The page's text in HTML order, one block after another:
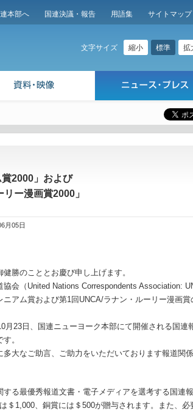
本部へ 国連決議・報告 用語集 サイトマップ
文字サイズ 縮小 標準 拡
賞2000」および
ー漫画賞2000」
月05日
勝のこととお慶び申し上げます。
会（United Nations Correspondents Association:
アム賞および第1回UNCA/ラナン・ルーリー漫画
月23日、国連ニューヨーク本部にて開催される国連
。
大なご助言、ご助力をいただいております報道関
る最優秀報道文書・電子メディアを選考する国連
＄1,000、銅賞には＄500が贈与されます。また、必